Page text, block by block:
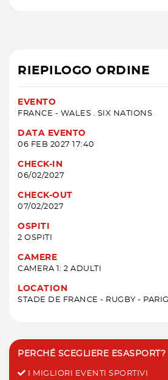
RIEPILOGO ORDINE
EVENTO
FRANCE - WALES . SIX NATIONS
DATA EVENTO
06 FEB 2027 17:40
CHECK-IN
06/02/2027
CHECK-OUT
07/02/2027
OSPITI
2 OSPITI
CAMERE
CAMERA 1: 2 ADULTI
LOCATION
STADE DE FRANCE - RUGBY - PARIGI
PERCHÉ SCEGLIERE ESASPORT?
I MIGLIORI EVENTI SPORTIVI